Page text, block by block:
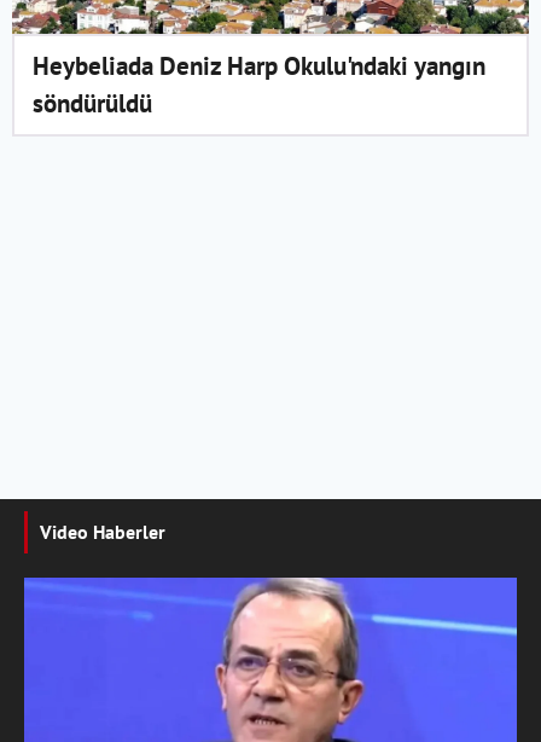
Heybeliada Deniz Harp Okulu'ndaki yangın
söndürüldü
Video Haberler